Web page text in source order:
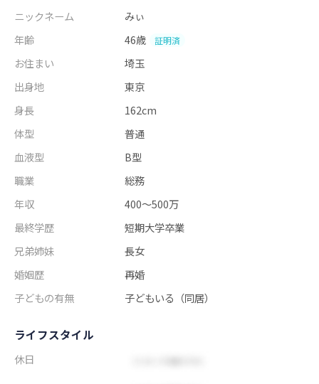
ニックネーム
みぃ
年齢
46歳 証明済
お住まい
埼玉
出身地
東京
身長
162cm
体型
普通
血液型
B型
職業
総務
年収
400～500万
最終学歴
短期大学卒業
兄弟姉妹
長女
婚姻歴
再婚
子どもの有無
子どもいる（同居）
ライフスタイル
休日